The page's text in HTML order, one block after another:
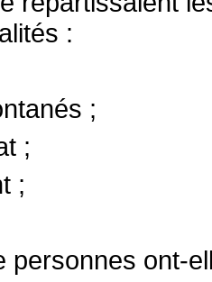
:
;
;
;
personnes ont-